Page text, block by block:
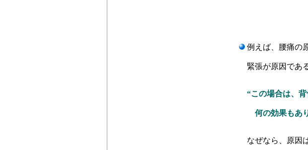
例えば、腰痛の
緊張が原因であ
“この場合は、背
何の効果もあり
なぜなら、原因は